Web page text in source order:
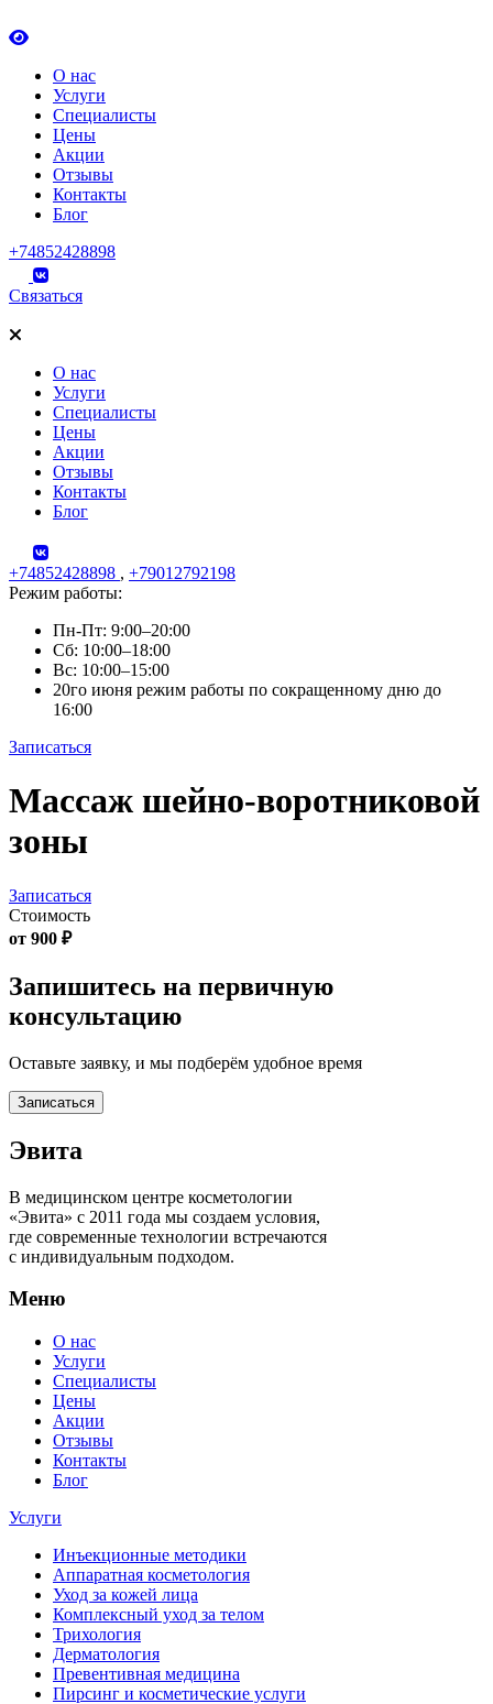
О нас
Услуги
Специалисты
Цены
Акции
Отзывы
Контакты
Блог
+74852428898
Связаться
О нас
Услуги
Специалисты
Цены
Акции
Отзывы
Контакты
Блог
+74852428898 , +79012792198
Режим работы:
Пн-Пт: 9:00–20:00
Сб: 10:00–18:00
Вс: 10:00–15:00
20го июня режим работы по сокращенному дню до
16:00
Записаться
Skip
to
Массаж шейно-воротниковой
зоны
Записаться
Стоимость
от 900 ₽
Запишитесь на первичную
консультацию
Оставьте заявку, и мы подберём удобное время
Записаться
Эвита
В медицинском центре косметологии
«Эвита» с 2011 года мы создаем условия,
где современные технологии встречаются
с индивидуальным подходом.
Меню
О нас
Услуги
Специалисты
Цены
Акции
Отзывы
Контакты
Блог
Услуги
Инъекционные методики
Аппаратная косметология
Уход за кожей лица
Комплексный уход за телом
Трихология
Дерматология
Превентивная медицина
Пирсинг и косметические услуги